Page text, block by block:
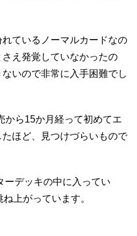
ているノーマルカードなの
え発覚していなかったの
いので非常に入手困難でし
から15か月経って初めてエ
ほど、見つけづらいもので
ーデッキの中に入ってい
上がっています。